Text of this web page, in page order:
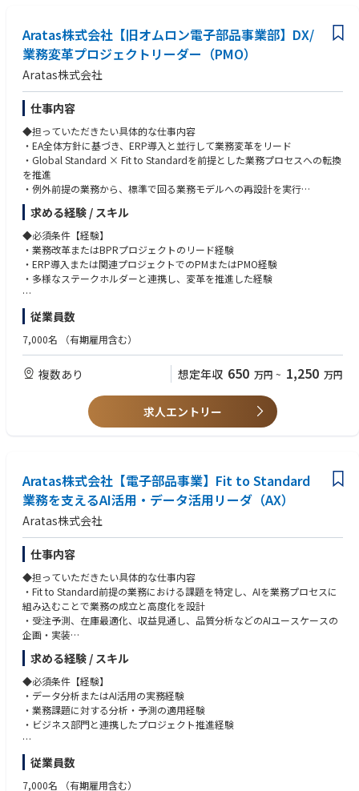
◆業界動向と自社事業の特徴
【事業内容】リレー・スイッチ・センサ等の中核デバイスで蓄積した“繋
ぐ・切る”技術と高品質・信頼性を強みに、EV・エネルギー・産業機器な
ど成長市場を支える電子部品事業。
【強み】長年培った高品質・高信頼性の技術力とグローバル顧客基盤。
【今後の展望】独立化により意思決定の迅速化と投資力を強化し、急拡大
する電動化・デジタル化領域での事業成長を加速。その基盤として、グロ
ーバルで標準化されたIT環境の構築を推進する。
◆歓迎する人物像
・業務変革に対して、既存の業務形態や組織風土に捉われず、標準化・最
適化を前提にプロジェクトを遂行する強い意志と行動力を有する人財
・海外現地法人の関係者との協業関係構築と意思疎通ができる人財
・チャレンジ精神旺盛で前向きに取り組める人財
◆使用する開発言語・ソフト・装置/機器等
SAP S/4HANA Cloud Public Editionを中心に、プロジェクトマネジメント
ツール、各種コラボレーションツール（Teams等）を活用
Aratas株式会社【旧オムロン電子部品事業部】DX/
業務変革プロジェクトリーダー（PMO）
Aratas株式会社
仕事内容
◆担っていただきたい具体的な仕事内容
・EA全体方針に基づき、ERP導入と並行して業務変革をリード
・Global Standard × Fit to Standardを前提とした業務プロセスへの転換
を推進
・例外前提の業務から、標準で回る業務モデルへの再設計を実行
・販売、SCM、開発、会計領域における意思決定プロセスの再設計・高度
化
・各部門・海外拠点と連携し、業務変革を構想から実行・定着まで一貫し
て推進
◆具体的な仕事内容に対しての期待する成果
・Global Standardに準拠したシンプルかつ一貫性のある業務プロセスの
・Fit to Standardを前提とした業務運用モデルの構築
・ERPと整合した形での業務標準化および意思決定プロセスの高度化を実
現
◆この仕事の魅力
計し、事業運営のスピードと質を高める変革をリードするポジション。
分社直後のタイミングにおいて、全社横断で業務モデルを作り直す経験が
◆業界動向と自社事業の特徴
【事業内容】リレー・スイッチ・センサ等の中核デバイスで蓄積した“繋
ぐ・切る”技術と高品質・信頼性を強みに、EV・エネルギー・産業機器な
ど成長市場を支える電子部品事業。
【強み】長年培った高品質・高信頼性の技術力とグローバル顧客基盤。
【今後の展望】独立化により意思決定の迅速化と投資力を強化し、急拡大
する電動化・デジタル化領域での事業成長を加速。その基盤として、グロ
ーバルで標準化されたIT環境の構築を推進する。
求める経験 / スキル
◆必須条件【経験】
・業務改革またはBPRプロジェクトのリード経験
・ERP導入または関連プロジェクトでのPMまたはPMO経験
・多様なステークホルダーと連携し、変革を推進した経験
◆必須条件【スキル】
・ERPアプリケーションおよび業務領域に関する知識（特にいずれかの特
定領域に強みを保有）
議・資料作成・コミュニケーションが可能）
・製造業における業務改革・標準化経験
・グローバルプロジェクト経験
・業務変革に対して、既存の業務形態や組織風土に捉われず、標準化・最
適化を前提にプロジェクトを遂行する強い意志と行動力を有する人財
・海外現地法人の関係者との協業関係構築と意思疎通ができる人財
・チャレンジ精神旺盛で前向きに取り組める人財
◆使用する開発言語・ソフト・装置/機器等
SAP S/4HANA Cloud Public Editionを中心に、プロジェクトマネジメント
ツール、各種コラボレーションツール（Teams等）を活用
従業員数
7,000名 （有期雇用含む）
複数あり 想定年収 650 万円 ~ 1,250 万円
求人エントリー
Aratas株式会社【電子部品事業】Fit to Standard
業務を支えるAI活用・データ活用リーダ（AX）
Aratas株式会社
仕事内容
◆担っていただきたい具体的な仕事内容
・Fit to Standard前提の業務における課題を特定し、AIを業務プロセスに
組み込むことで業務の成立と高度化を設計
・受注予測、在庫最適化、収益見通し、品質分析などのAIユースケースの
企画・実装
・分析・予測・意思決定支援を業務プロセスに組み込むAI活用モデルの構
築
・データ活用を前提とした意思決定プロセスの高度化を推進
・PoCに留まらず業務定着まで一貫してリード
◆具体的な仕事内容に対しての期待する成果
・標準化された業務環境において、AIを組み込むことで業務運営を成立さ
・分析・予測に基づく意思決定モデルの確立
・データ・AIを活用した意思決定の高速化・高度化を実現
求める経験 / スキル
◆必須条件【経験】
・データ分析またはAI活用の実務経験
・業務課題に対する分析・予測の適用経験
・ビジネス部門と連携したプロジェクト推進経験
◆必須条件【スキル】
・データ分析またはAI活用および業務領域に関する知識（特にいずれかの
特定領域に強みを保有）
従業員数
7,000名 （有期雇用含む）